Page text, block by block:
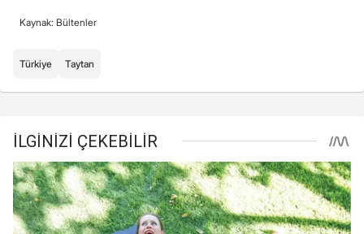
Kaynak: Bültenler
Türkiye Taytan